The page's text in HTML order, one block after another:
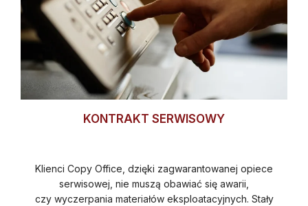
KONTRAKT SERWISOWY
Klienci Copy Office, dzięki zagwarantowanej opiece
serwisowej, nie muszą obawiać się awarii,
czy wyczerpania materiałów eksploatacyjnych. Stały